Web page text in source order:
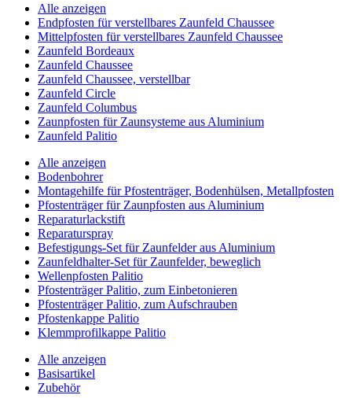
Alle anzeigen
Endpfosten für verstellbares Zaunfeld Chaussee
Mittelpfosten für verstellbares Zaunfeld Chaussee
Zaunfeld Bordeaux
Zaunfeld Chaussee
Zaunfeld Chaussee, verstellbar
Zaunfeld Circle
Zaunfeld Columbus
Zaunpfosten für Zaunsysteme aus Aluminium
Zaunfeld Palitio
Alle anzeigen
Bodenbohrer
Montagehilfe für Pfostenträger, Bodenhülsen, Metallpfosten
Pfostenträger für Zaunpfosten aus Aluminium
Reparaturlackstift
Reparaturspray
Befestigungs-Set für Zaunfelder aus Aluminium
Zaunfeldhalter-Set für Zaunfelder, beweglich
Wellenpfosten Palitio
Pfostenträger Palitio, zum Einbetonieren
Pfostenträger Palitio, zum Aufschrauben
Pfostenkappe Palitio
Klemmprofilkappe Palitio
Alle anzeigen
Basisartikel
Zubehör